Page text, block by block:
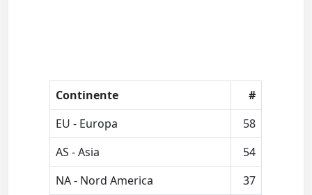
Continente
#
EU - Europa
58
AS - Asia
54
NA - Nord America
37